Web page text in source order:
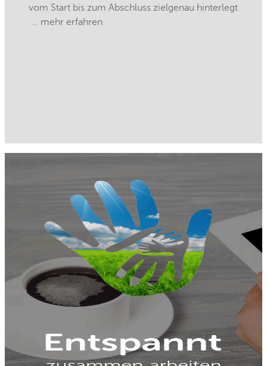
vom Start bis zum Abschluss zielgenau hinterlegt
... mehr erfahren